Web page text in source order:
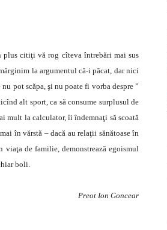
plus citiţi vă rog cîteva întrebări mai sus
la argumentul că-i păcat, dar nici
pot scăpa, şi nu poate fi vorba despre ”
alt sport, ca să consume surplusul de
mult la calculator, îi îndemnaţi să scoată
în vărstă – dacă au relaţii sănătoase în
viaţa de familie, demonstrează egoismul
boli.
Preot Ion Goncear